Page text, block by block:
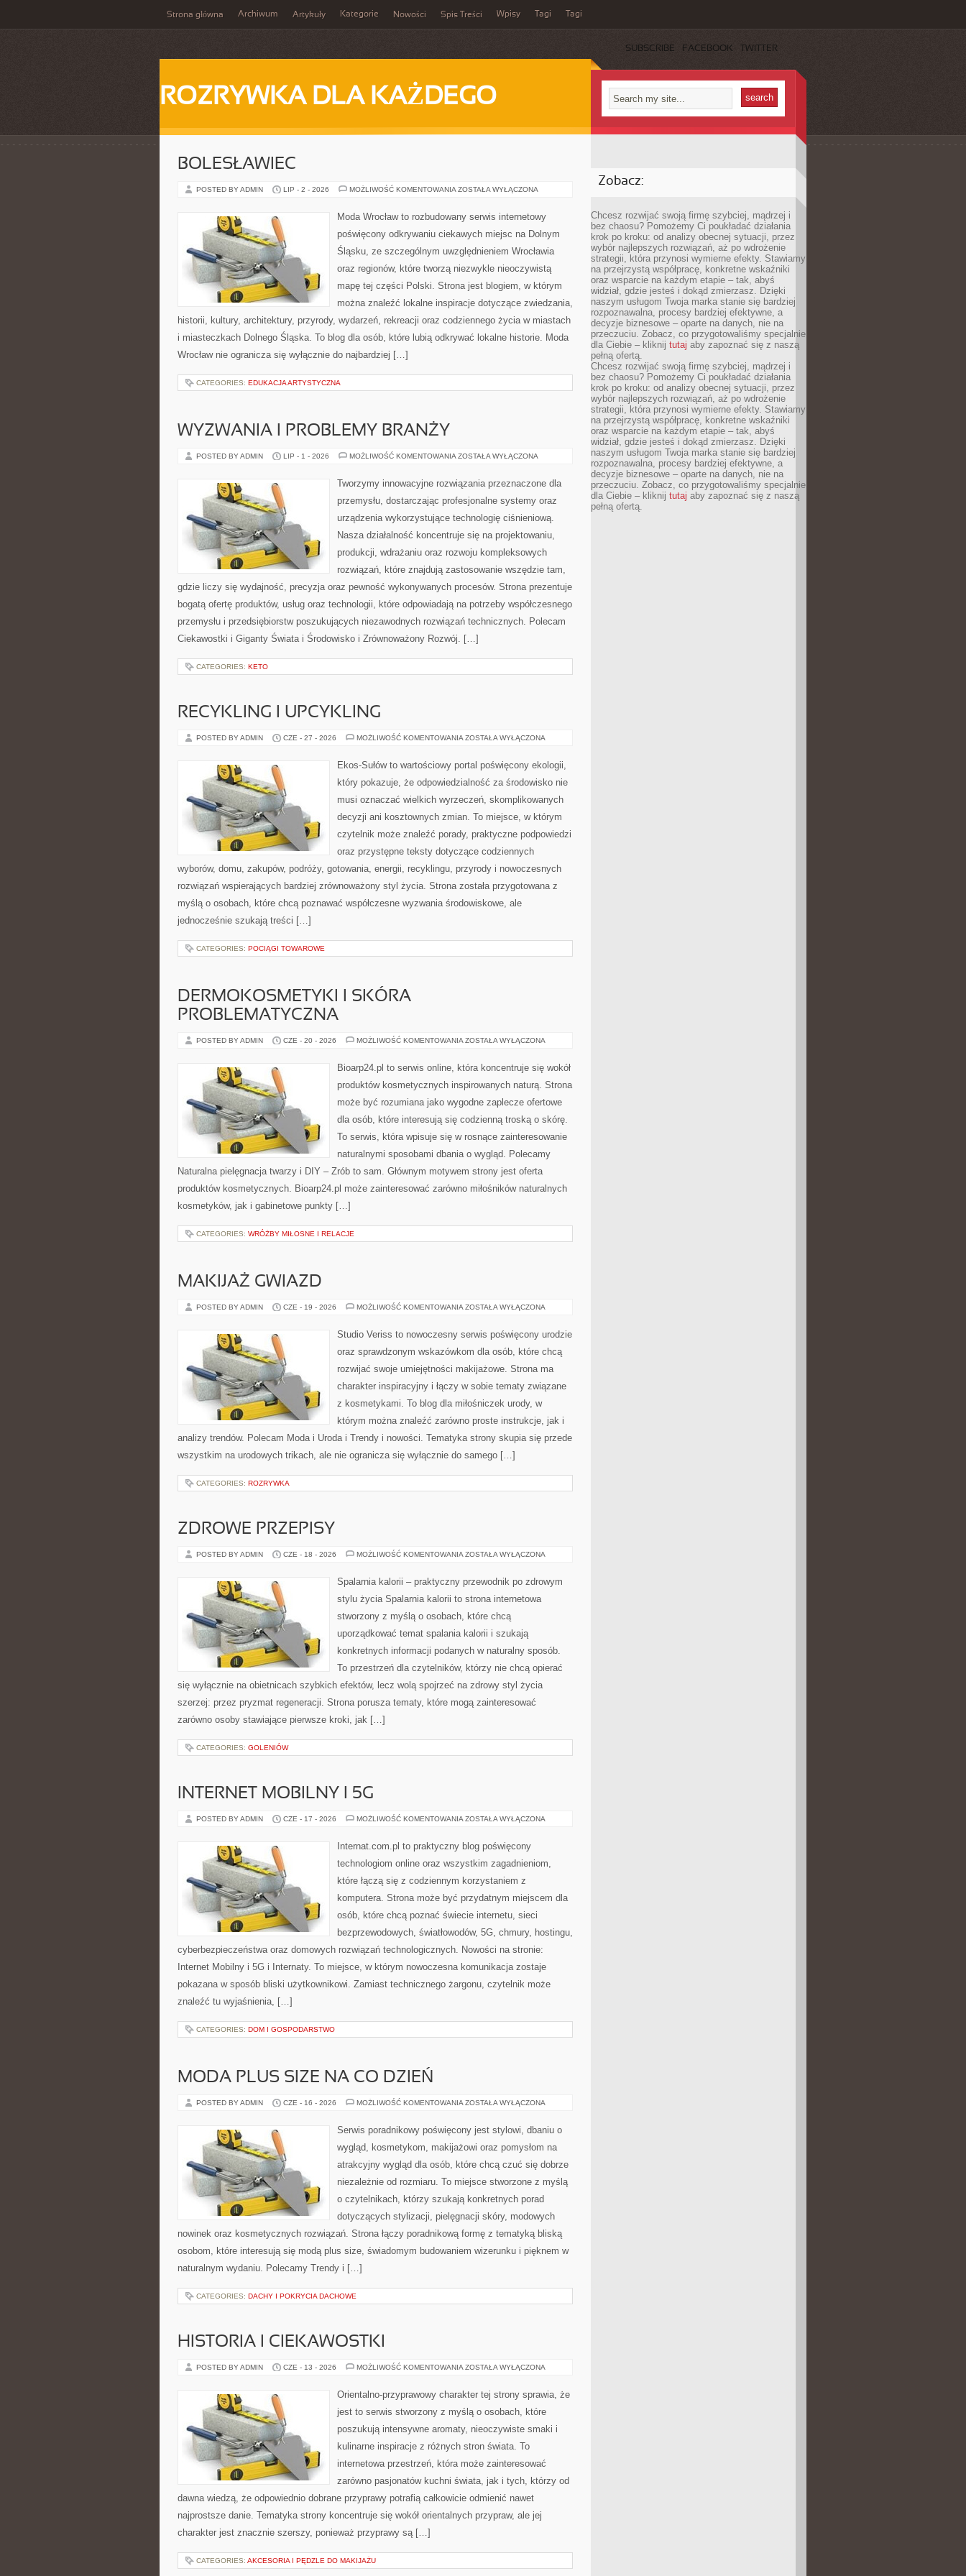
Strona główna Archiwum Artykuły Kategorie Nowości Spis Treści Wpisy Tagi Tagi
SUBSCRIBE FACEBOOK TWITTER
ROZRYWKA DLA KAŻDEGO
BOLESŁAWIEC
POSTED BY ADMIN LIP - 2 - 2026 MOŻLIWOŚĆ KOMENTOWANIA BOLESŁAWIEC
ZOSTAŁA WYŁĄCZONA
Moda Wrocław to rozbudowany serwis internetowy
poświęcony odkrywaniu ciekawych miejsc na Dolnym
Śląsku, ze szczególnym uwzględnieniem Wrocławia
oraz regionów, które tworzą niezwykle nieoczywistą
mapę tej części Polski. Strona jest blogiem, w którym
można znaleźć lokalne inspiracje dotyczące zwiedzania,
historii, kultury, architektury, przyrody, wydarzeń, rekreacji oraz codziennego życia w miastach
i miasteczkach Dolnego Śląska. To blog dla osób, które lubią odkrywać lokalne historie. Moda
Wrocław nie ogranicza się wyłącznie do najbardziej […]
CATEGORIES: EDUKACJA ARTYSTYCZNA
WYZWANIA I PROBLEMY BRANŻY
POSTED BY ADMIN LIP - 1 - 2026 MOŻLIWOŚĆ KOMENTOWANIA WYZWANIA
BRANŻY
ZOSTAŁA WYŁĄCZONA
Tworzymy innowacyjne rozwiązania przeznaczone dla
przemysłu, dostarczając profesjonalne systemy oraz
urządzenia wykorzystujące technologię ciśnieniową.
Nasza działalność koncentruje się na projektowaniu,
produkcji, wdrażaniu oraz rozwoju kompleksowych
rozwiązań, które znajdują zastosowanie wszędzie tam,
gdzie liczy się wydajność, precyzja oraz pewność wykonywanych procesów. Strona prezentuje
bogatą ofertę produktów, usług oraz technologii, które odpowiadają na potrzeby współczesnego
przemysłu i przedsiębiorstw poszukujących niezawodnych rozwiązań technicznych. Polecam
Ciekawostki i Giganty Świata i Środowisko i Zrównoważony Rozwój. […]
CATEGORIES: KETO
RECYKLING I UPCYKLING
POSTED BY ADMIN CZE - 27 - 2026 MOŻLIWOŚĆ KOMENTOWANIA RECYKLING
ZOSTAŁA WYŁĄCZONA
Ekos-Sułów to wartościowy portal poświęcony ekologii,
który pokazuje, że odpowiedzialność za środowisko nie
musi oznaczać wielkich wyrzeczeń, skomplikowanych
decyzji ani kosztownych zmian. To miejsce, w którym
czytelnik może znaleźć porady, praktyczne podpowiedzi
oraz przystępne teksty dotyczące codziennych
wyborów, domu, zakupów, podróży, gotowania, energii, recyklingu, przyrody i nowoczesnych
rozwiązań wspierających bardziej zrównoważony styl życia. Strona została przygotowana z
myślą o osobach, które chcą poznawać współczesne wyzwania środowiskowe, ale
jednocześnie szukają treści […]
CATEGORIES: POCIĄGI TOWAROWE
DERMOKOSMETYKI I SKÓRA
PROBLEMATYCZNA
POSTED BY ADMIN CZE - 20 - 2026 MOŻLIWOŚĆ KOMENTOWANIA DERMOKOSMETYKI
PROBLEMATYCZNA
ZOSTAŁA WYŁĄCZONA
Bioarp24.pl to serwis online, która koncentruje się wokół
produktów kosmetycznych inspirowanych naturą. Strona
może być rozumiana jako wygodne zaplecze ofertowe
dla osób, które interesują się codzienną troską o skórę.
To serwis, która wpisuje się w rosnące zainteresowanie
naturalnymi sposobami dbania o wygląd. Polecamy
Naturalna pielęgnacja twarzy i DIY – Zrób to sam. Głównym motywem strony jest oferta
produktów kosmetycznych. Bioarp24.pl może zainteresować zarówno miłośników naturalnych
kosmetyków, jak i gabinetowe punkty […]
CATEGORIES: WRÓŻBY MIŁOSNE I RELACJE
MAKIJAŻ GWIAZD
POSTED BY ADMIN CZE - 19 - 2026 MOŻLIWOŚĆ KOMENTOWANIA MAKIJAŻ
ZOSTAŁA WYŁĄCZONA
Studio Veriss to nowoczesny serwis poświęcony urodzie
oraz sprawdzonym wskazówkom dla osób, które chcą
rozwijać swoje umiejętności makijażowe. Strona ma
charakter inspiracyjny i łączy w sobie tematy związane
z kosmetykami. To blog dla miłośniczek urody, w
którym można znaleźć zarówno proste instrukcje, jak i
analizy trendów. Polecam Moda i Uroda i Trendy i nowości. Tematyka strony skupia się przede
wszystkim na urodowych trikach, ale nie ogranicza się wyłącznie do samego […]
CATEGORIES: ROZRYWKA
ZDROWE PRZEPISY
POSTED BY ADMIN CZE - 18 - 2026 MOŻLIWOŚĆ KOMENTOWANIA ZDROWE
ZOSTAŁA WYŁĄCZONA
Spalarnia kalorii – praktyczny przewodnik po zdrowym
stylu życia Spalarnia kalorii to strona internetowa
stworzony z myślą o osobach, które chcą
uporządkować temat spalania kalorii i szukają
konkretnych informacji podanych w naturalny sposób.
To przestrzeń dla czytelników, którzy nie chcą opierać
się wyłącznie na obietnicach szybkich efektów, lecz wolą spojrzeć na zdrowy styl życia
szerzej: przez pryzmat regeneracji. Strona porusza tematy, które mogą zainteresować
zarówno osoby stawiające pierwsze kroki, jak […]
CATEGORIES: GOLENIÓW
INTERNET MOBILNY I 5G
POSTED BY ADMIN CZE - 17 - 2026 MOŻLIWOŚĆ KOMENTOWANIA INTERNET
5G
ZOSTAŁA WYŁĄCZONA
Internat.com.pl to praktyczny blog poświęcony
technologiom online oraz wszystkim zagadnieniom,
które łączą się z codziennym korzystaniem z
komputera. Strona może być przydatnym miejscem dla
osób, które chcą poznać świecie internetu, sieci
bezprzewodowych, światłowodów, 5G, chmury, hostingu,
cyberbezpieczeństwa oraz domowych rozwiązań technologicznych. Nowości na stronie:
Internet Mobilny i 5G i Internaty. To miejsce, w którym nowoczesna komunikacja zostaje
pokazana w sposób bliski użytkownikowi. Zamiast technicznego żargonu, czytelnik może
znaleźć tu wyjaśnienia, […]
CATEGORIES: DOM I GOSPODARSTWO
MODA PLUS SIZE NA CO DZIEŃ
POSTED BY ADMIN CZE - 16 - 2026 MOŻLIWOŚĆ KOMENTOWANIA MODA
CO
ZOSTAŁA WYŁĄCZONA
Serwis poradnikowy poświęcony jest stylowi, dbaniu o
wygląd, kosmetykom, makijażowi oraz pomysłom na
atrakcyjny wygląd dla osób, które chcą czuć się dobrze
niezależnie od rozmiaru. To miejsce stworzone z myślą
o czytelnikach, którzy szukają konkretnych porad
dotyczących stylizacji, pielęgnacji skóry, modowych
nowinek oraz kosmetycznych rozwiązań. Strona łączy poradnikową formę z tematyką bliską
osobom, które interesują się modą plus size, świadomym budowaniem wizerunku i pięknem w
naturalnym wydaniu. Polecamy Trendy i […]
CATEGORIES: DACHY I POKRYCIA DACHOWE
HISTORIA I CIEKAWOSTKI
POSTED BY ADMIN CZE - 13 - 2026 MOŻLIWOŚĆ KOMENTOWANIA HISTORIA
ZOSTAŁA WYŁĄCZONA
Orientalno-przyprawowy charakter tej strony sprawia, że
jest to serwis stworzony z myślą o osobach, które
poszukują intensywne aromaty, nieoczywiste smaki i
kulinarne inspiracje z różnych stron świata. To
internetowa przestrzeń, która może zainteresować
zarówno pasjonatów kuchni świata, jak i tych, którzy od
dawna wiedzą, że odpowiednio dobrane przyprawy potrafią całkowicie odmienić nawet
najprostsze danie. Tematyka strony koncentruje się wokół orientalnych przypraw, ale jej
charakter jest znacznie szerszy, ponieważ przyprawy są […]
CATEGORIES: AKCESORIA I PĘDZLE DO MAKIJAŻU
Zobacz:
Chcesz rozwijać swoją firmę szybciej, mądrzej i
bez chaosu? Pomożemy Ci poukładać działania
krok po kroku: od analizy obecnej sytuacji, przez
wybór najlepszych rozwiązań, aż po wdrożenie
strategii, która przynosi wymierne efekty. Stawiamy
na przejrzystą współpracę, konkretne wskaźniki
oraz wsparcie na każdym etapie – tak, abyś
widział, gdzie jesteś i dokąd zmierzasz. Dzięki
naszym usługom Twoja marka stanie się bardziej
rozpoznawalna, procesy bardziej efektywne, a
decyzje biznesowe – oparte na danych, nie na
przeczuciu. Zobacz, co przygotowaliśmy specjalnie
dla Ciebie – kliknij tutaj aby zapoznać się z naszą
pełną ofertą.
Chcesz rozwijać swoją firmę szybciej, mądrzej i
bez chaosu? Pomożemy Ci poukładać działania
krok po kroku: od analizy obecnej sytuacji, przez
wybór najlepszych rozwiązań, aż po wdrożenie
strategii, która przynosi wymierne efekty. Stawiamy
na przejrzystą współpracę, konkretne wskaźniki
oraz wsparcie na każdym etapie – tak, abyś
widział, gdzie jesteś i dokąd zmierzasz. Dzięki
naszym usługom Twoja marka stanie się bardziej
rozpoznawalna, procesy bardziej efektywne, a
decyzje biznesowe – oparte na danych, nie na
przeczuciu. Zobacz, co przygotowaliśmy specjalnie
dla Ciebie – kliknij tutaj aby zapoznać się z naszą
pełną ofertą.